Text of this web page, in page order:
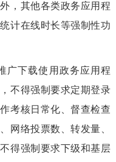
，其他各类政务应用程
计在线时长等强制性功
下载使用政务应用程
不得强制要求定期登录
考核日常化、督查检查
网络投票数、转发量、
得强制要求下级和基层